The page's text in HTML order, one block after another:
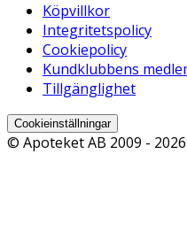
Köpvillkor
Integritetspolicy
Cookiepolicy
Kundklubbens
Tillgänglighet
Cookieinställningar
© Apoteket AB 2009 -